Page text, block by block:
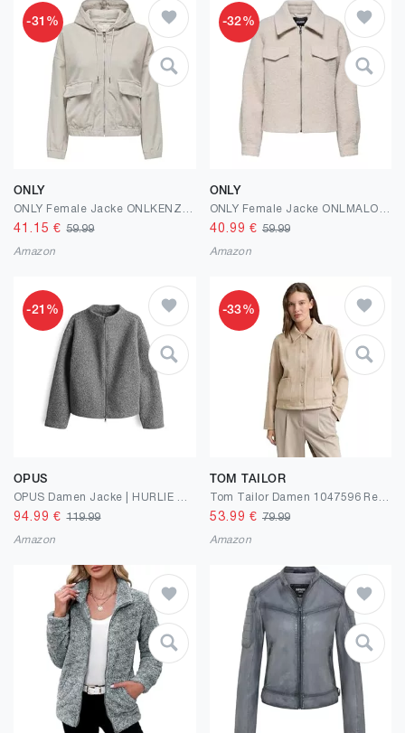
-31%
ONLY
41.15 €59.99
Amazon
-32%
ONLY
40.99 € 59.99
Amazon
-21%
OPUS
94.99 €119.99
Amazon
-33%
TOM TAILOR
53.99 € 79.99
Amazon